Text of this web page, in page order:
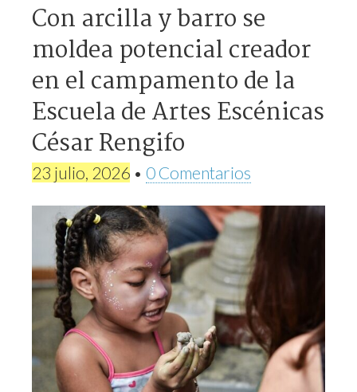
Con arcilla y barro se
moldea potencial creador
en el campamento de la
Escuela de Artes Escénicas
César Rengifo
23 julio, 2026 • 0 Comentarios